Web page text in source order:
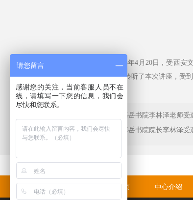
2023年4月20日，受西安
名同学聆听了本次讲座，受
上一条：海岳书院李林泽老师
下一条：海岳书院院长李林泽受
网站首页 中心介绍
请您留言
感谢您的关注，当前客服人员不在
线，请填写一下您的信息，我们会
尽快和您联系。